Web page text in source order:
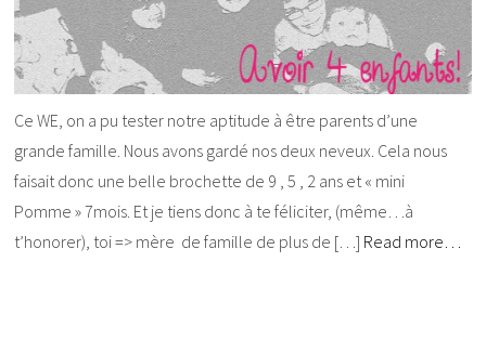
Ce WE, on a pu tester notre aptitude à être parents d’une
grande famille. Nous avons gardé nos deux neveux. Cela nous
faisait donc une belle brochette de 9 , 5 , 2 ans et « mini
Pomme » 7mois. Et je tiens donc à te féliciter, (même…à
t’honorer), toi => mère de famille de plus de […] Read more…